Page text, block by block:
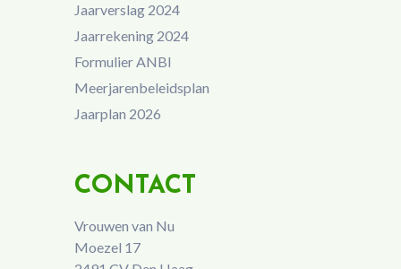
Jaarverslag 2024
Jaarrekening 2024
Formulier ANBI
Meerjarenbeleidsplan
Jaarplan 2026
CONTACT
Vrouwen van Nu
Moezel 17